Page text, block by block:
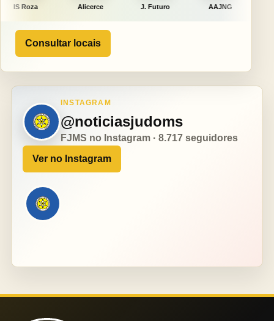
Alicerce J. Futuro AAJNG TSURU
Consultar locais
INSTAGRAM
@noticiasjudoms
FJMS no Instagram · 8.717 seguidores
Ver no Instagram